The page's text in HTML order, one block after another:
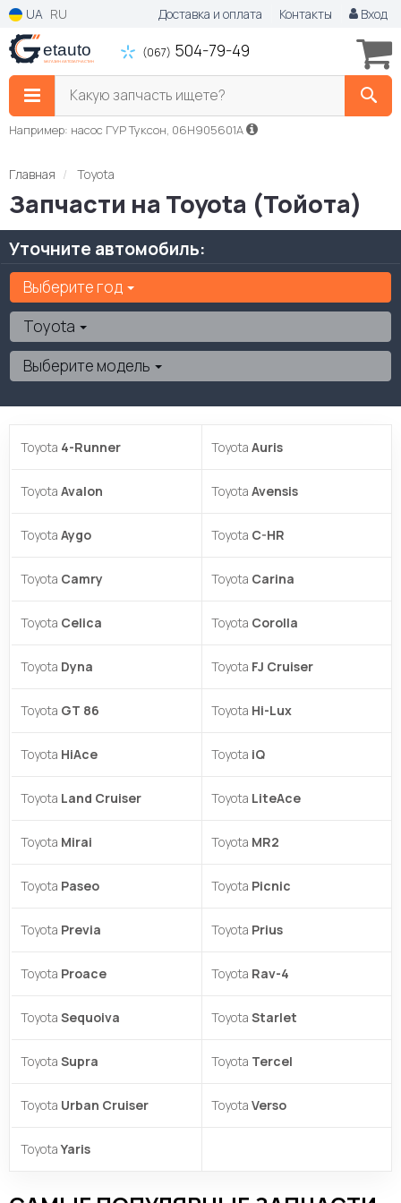
UA RU Доставка и оплата Контакты Вход
(067) 504-79-49
Какую запчасть ищете?
Например: насос ГУР Туксон, 06H905601A
Главная Toyota
Запчасти на Toyota (Тойота)
Уточните автомобиль:
Выберите год
Toyota
Выберите модель
Toyota 4-Runner Toyota Auris
Toyota Avalon Toyota Avensis
Toyota Aygo Toyota C-HR
Toyota Camry Toyota Carina
Toyota Celica Toyota Corolla
Toyota Dyna Toyota FJ Cruiser
Toyota GT 86 Toyota Hi-Lux
Toyota HiAce Toyota iQ
Toyota Land Cruiser Toyota LiteAce
Toyota Mirai Toyota MR2
Toyota Paseo Toyota Picnic
Toyota Previa Toyota Prius
Toyota Proace Toyota Rav-4
Toyota Sequoiva Toyota Starlet
Toyota Supra Toyota Tercel
Toyota Urban Cruiser Toyota Verso
Toyota Yaris